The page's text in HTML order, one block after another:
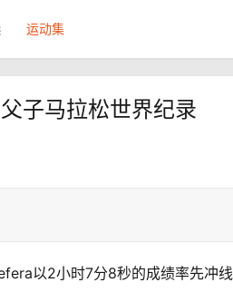
运动集
子马拉松世界纪录
以2小时7分8秒的成绩率先冲